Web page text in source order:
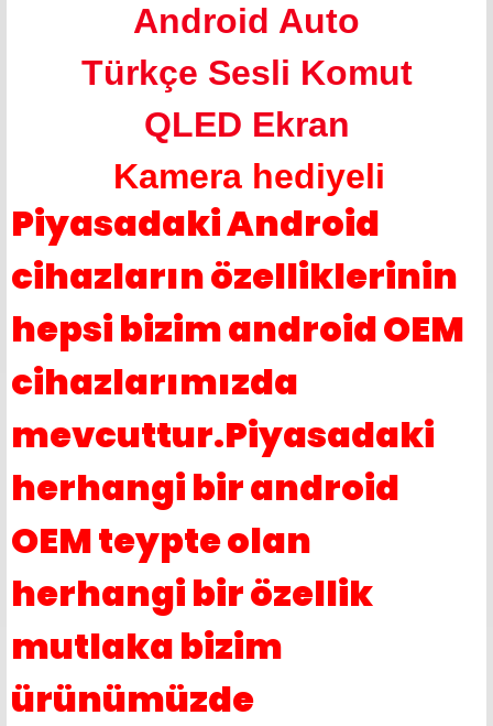
Android Auto
Türkçe Sesli Komut
QLED Ekran
Kamera hediyeli
Piyasadaki Android
cihazların özelliklerinin
hepsi bizim android OEM
cihazlarımızda
mevcuttur.Piyasadaki
herhangi bir android
OEM teypte olan
herhangi bir özellik
mutlaka bizim
ürünümüzde